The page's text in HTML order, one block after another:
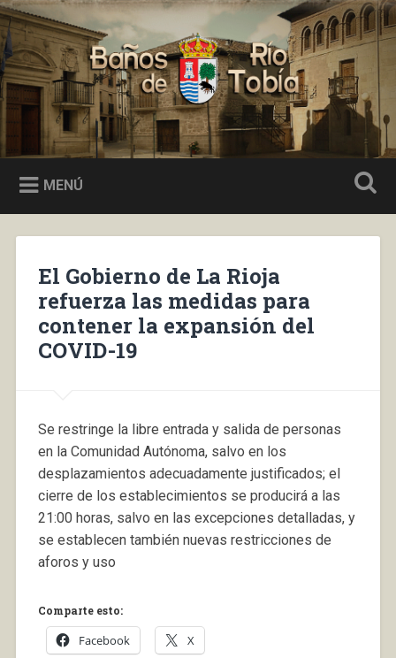
Saltar
al
contenido
Buscar
Baños de Río Tobía
MENÚ
El Gobierno de La Rioja
refuerza las medidas para
contener la expansión del
COVID-19
Se restringe la libre entrada y salida de personas
en la Comunidad Autónoma, salvo en los
desplazamientos adecuadamente justificados; el
cierre de los establecimientos se producirá a las
21:00 horas, salvo en las excepciones detalladas, y
se establecen también nuevas restricciones de
aforos y uso
Comparte esto:
Facebook X